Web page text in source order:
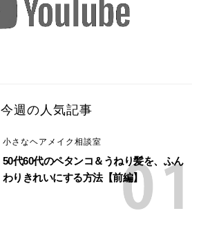
今週の人気記事
小さなヘアメイク相談室
50代60代のペタンコ＆うねり髪を、ふん
わりきれいにする方法【前編】